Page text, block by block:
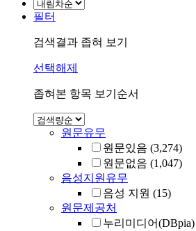
필터
검색결과 좁혀 보기
선택해제
좁혀본 항목 보기순서
원문유무
원문있음 (3,274)
원문없음 (1,047)
음성지원유무
음성 지원 (15)
원문제공처
누리미디어(DBpia)